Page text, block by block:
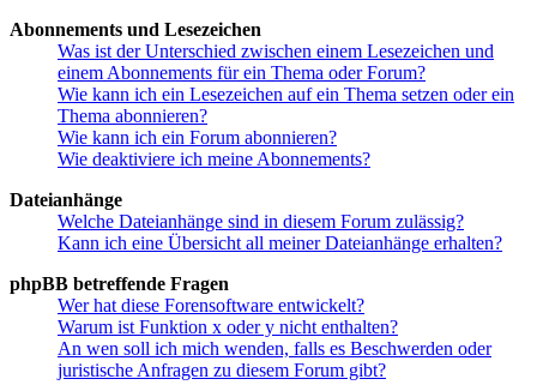
Abonnements und Lesezeichen
Was ist der Unterschied zwischen einem Lesezeichen und
einem Abonnements für ein Thema oder Forum?
Wie kann ich ein Lesezeichen auf ein Thema setzen oder ein
Thema abonnieren?
Wie kann ich ein Forum abonnieren?
Wie deaktiviere ich meine Abonnements?
Dateianhänge
Welche Dateianhänge sind in diesem Forum zulässig?
Kann ich eine Übersicht all meiner Dateianhänge erhalten?
phpBB betreffende Fragen
Wer hat diese Forensoftware entwickelt?
Warum ist Funktion x oder y nicht enthalten?
An wen soll ich mich wenden, falls es Beschwerden oder
juristische Anfragen zu diesem Forum gibt?